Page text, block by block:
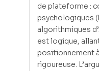
de plateforme :
psychologiques
algorithmiques
est logique,
positionnement
rigoureuse.